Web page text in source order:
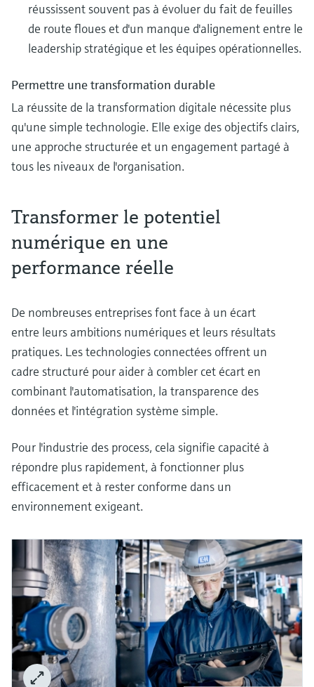
réussissent souvent pas à évoluer du fait de feuilles
de route floues et d'un manque d'alignement entre le
leadership stratégique et les équipes opérationnelles.
Permettre une transformation durable
La réussite de la transformation digitale nécessite plus
qu'une simple technologie. Elle exige des objectifs clairs,
une approche structurée et un engagement partagé à
tous les niveaux de l'organisation.
Transformer le potentiel
numérique en une
performance réelle
De nombreuses entreprises font face à un écart
entre leurs ambitions numériques et leurs résultats
pratiques. Les technologies connectées offrent un
cadre structuré pour aider à combler cet écart en
combinant l'automatisation, la transparence des
données et l'intégration système simple.
Pour l'industrie des process, cela signifie capacité à
répondre plus rapidement, à fonctionner plus
efficacement et à rester conforme dans un
environnement exigeant.